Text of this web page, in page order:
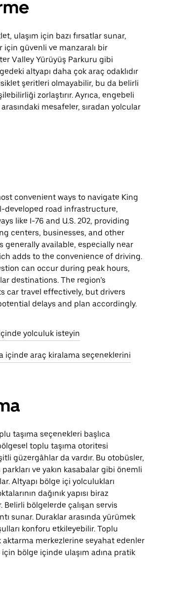
ulaşım için bazı fırsatlar sunar,
için güvenli ve manzaralı bir
Valley Yürüyüş Parkuru gibi
altyapı daha çok araç odaklıdır
şeritleri olmayabilir, bu da belirli
zorlaştırır. Ayrıca, engebeli
arasındaki mesafeler, sıradan yolcular
convenient ways to navigate King
developed road infrastructure,
like I-76 and U.S. 202, providing
centers, businesses, and other
generally available, especially near
adds to the convenience of driving.
can occur during peak hours,
destinations. The region’s
car travel effectively, but drivers
delays and plan accordingly.
yolculuk isteyin
içinde araç kiralama seçeneklerini
taşıma seçenekleri başlıca
toplu taşıma otoritesi
güzergâhlar da vardır. Bu otobüsler,
ve yakın kasabalar gibi önemli
Altyapı bölge içi yolculukları
dağınık yapısı biraz
bölgelerde çalışan servis
sunar. Duraklar arasında yürümek
konforu etkileyebilir. Toplu
aktarma merkezlerine seyahat edenler
bölge içinde ulaşım adına pratik